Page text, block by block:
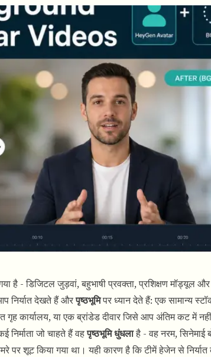
है - डिजिटल जुड़वां, बहुभाषी प्रवक्ता, प्रशिक्षण मॉड्यूल और
निर्यात देखते हैं औरपृष्ठभूमिपर ध्यान देते हैं: एक सामान्य
कार्यालय, या एक ब्रांडेड दीवार जिसे आप अंतिम कट में
निर्माता जो चाहते हैं वहपृष्ठभूमि धुंधलाहै - वह नरम, सिनेमाई
शूट किया गया था। यही कारण है कि टीमें हेजेन से